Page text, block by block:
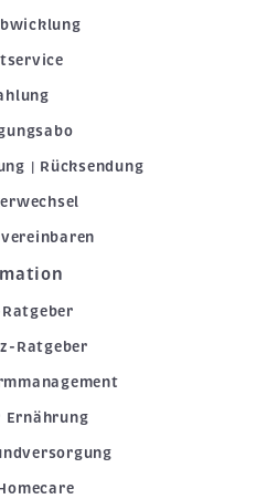
| Rücksendung
Ratgeber
Ernährung